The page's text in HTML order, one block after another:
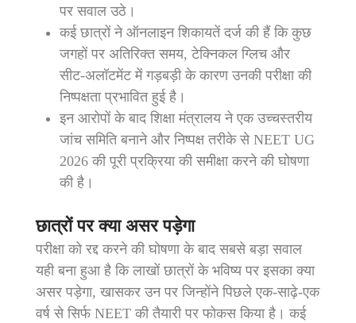
पर सवाल उठे।
कई छात्रों ने ऑनलाइन शिकायतें दर्ज की हैं कि कुछ
जगहों पर अतिरिक्त समय, टेक्निकल ग्लिच और
सीट‑अलॉटमेंट में गड़बड़ी के कारण उनकी परीक्षा की
निष्पक्षता प्रभावित हुई है।
इन आरोपों के बाद शिक्षा मंत्रालय ने एक उच्चस्तरीय
जांच समिति बनाने और निष्पक्ष तरीके से NEET UG
2026 की पूरी प्रक्रिया की समीक्षा करने की घोषणा
की है।
छात्रों पर क्या असर पड़ेगा
परीक्षा को रद्द करने की घोषणा के बाद सबसे बड़ा सवाल
यही बना हुआ है कि लाखों छात्रों के भविष्य पर इसका क्या
असर पड़ेगा, खासकर उन पर जिन्होंने पिछले एक‑साढ़े‑एक
वर्ष से सिर्फ NEET की तैयारी पर फोकस किया है। कई